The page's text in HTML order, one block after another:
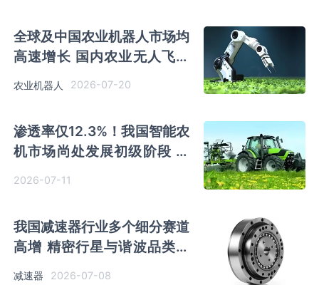
全球及中国农业机器人市场均
高速增长 国内农业无人飞机
农业机器人 2026-07-20
渗透率仅12.3%！我国智能农
机市场尚处发展初级阶段 市
2026-07-11
我国减速器行业多个细分赛道
高增 精密行星与谐波品类领
涨
减速器 2026-07-08